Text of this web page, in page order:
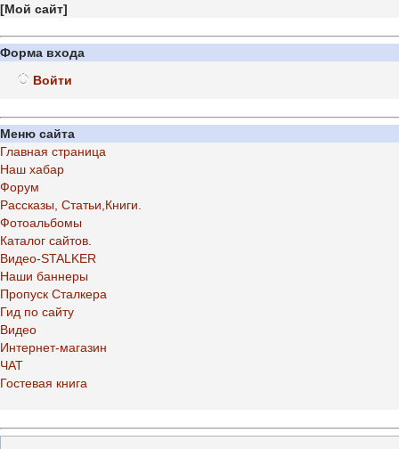
[Мой сайт]
Форма входа
Войти
Меню сайта
Главная страница
Наш хабар
Форум
Рассказы, Статьи,Книги.
Фотоальбомы
Каталог сайтов.
Видео-STALKER
Наши баннеры
Пропуск Сталкера
Гид по сайту
Видео
Интернет-магазин
ЧАТ
Гостевая книга